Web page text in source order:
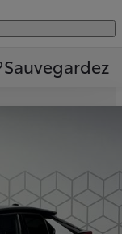
Sauvegardez